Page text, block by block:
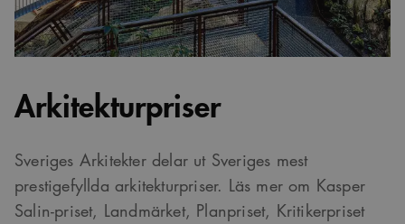
Arkitekturpriser
Sveriges Arkitekter delar ut Sveriges mest
prestigefyllda arkitekturpriser. Läs mer om Kasper
Salin-priset, Landmärket, Planpriset, Kritikerpriset